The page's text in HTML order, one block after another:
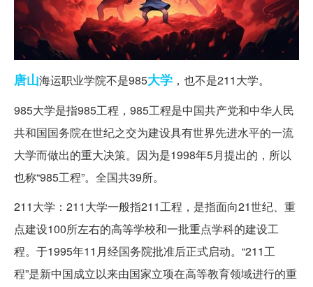
唐山海运职业学院不是985大学 ，也不是211大学。
985大学是指985工程，985工程是中国共产党和中华人民
共和国国务院在世纪之交为建设具有世界先进水平的一流
大学而做出的重大决策。因为是1998年5月提出的，所以
也称“985工程”。全国共39所。
211大学：211大学一般指211工程，是指面向21世纪、重
点建设100所左右的高等学校和一批重点学科的建设工
程。于1995年11月经国务院批准后正式启动。“211工
程”是新中国成立以来由国家立项在高等教育领域进行的重